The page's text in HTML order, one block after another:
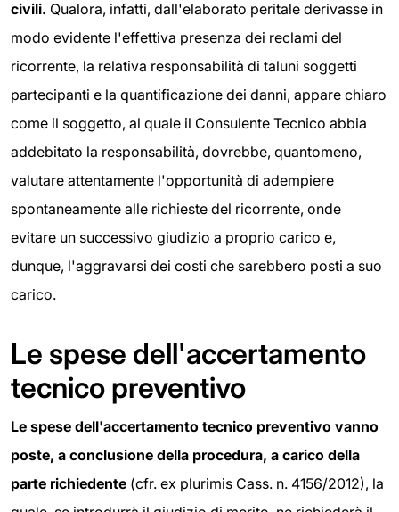
civili. Qualora, infatti, dall'elaborato peritale derivasse in
modo evidente l'effettiva presenza dei reclami del
ricorrente, la relativa responsabilità di taluni soggetti
partecipanti e la quantificazione dei danni, appare chiaro
come il soggetto, al quale il Consulente Tecnico abbia
addebitato la responsabilità, dovrebbe, quantomeno,
valutare attentamente l'opportunità di adempiere
spontaneamente alle richieste del ricorrente, onde
evitare un successivo giudizio a proprio carico e,
dunque, l'aggravarsi dei costi che sarebbero posti a suo
carico.
Le spese dell'accertamento
tecnico preventivo
Le spese dell'accertamento tecnico preventivo vanno
poste, a conclusione della procedura, a carico della
parte richiedente (cfr. ex plurimis Cass. n. 4156/2012), la